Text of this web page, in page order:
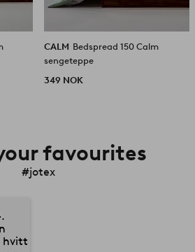
CALM Bedspread 150 Calm
sengeteppe
349 NOK
favourites
#jotex